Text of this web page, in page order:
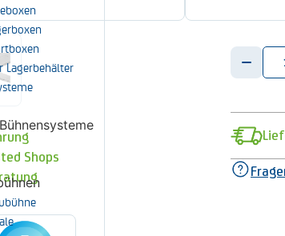
Lagerbehälter
Shops
-